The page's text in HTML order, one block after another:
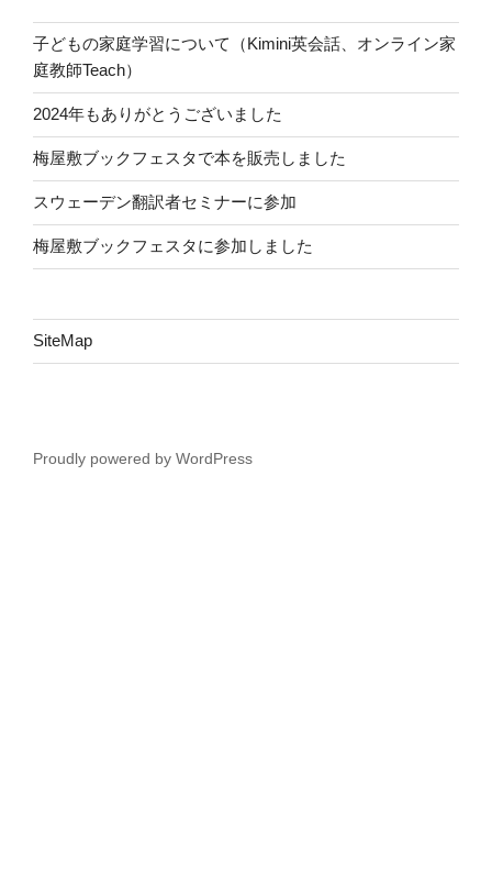
子どもの家庭学習について（Kimini英会話、オンライン家
庭教師Teach）
2024年もありがとうございました
梅屋敷ブックフェスタで本を販売しました
スウェーデン翻訳者セミナーに参加
梅屋敷ブックフェスタに参加しました
SiteMap
Proudly powered by WordPress